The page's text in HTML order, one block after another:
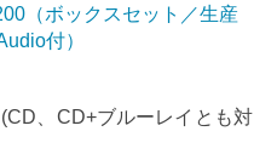
（ボックスセット／生産
付）
、CD+ブルーレイとも対